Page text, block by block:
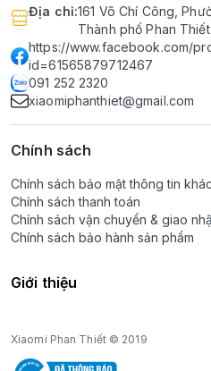
Địa chỉ:161 Võ Chí Công,
Thành phố Phan Thiết
https://www.facebook.com/
id=61565879712467
091 252 2320
xiaomiphanthiet@gmail.com
Chính sách
Chính sách bảo mật thông tin
Chính sách thanh toán
Chính sách vận chuyển & giao
Chính sách bảo hành sản phẩm
Giới thiệu
Xiaomi Phan Thiết © 2019